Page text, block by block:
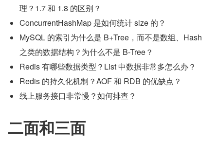
理？1.7 和 1.8 的区别？
ConcurrentHashMap 是如何统计 size 的？
MySQL 的索引为什么是 B+Tree，而不是数组、Hash
之类的数据结构？为什么不是 B-Tree？
Redis 有哪些数据类型？List 中数据非常多怎么办？
Redis 的持久化机制？AOF 和 RDB 的优缺点？
线上服务接口非常慢？如何排查？
二面和三面